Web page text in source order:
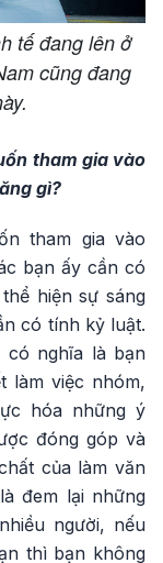
tế đang lên ở
cũng đang
tham gia vào
gì?
tham gia vào
bạn ấy cần có
hiện sự sáng
có tính kỷ luật.
có nghĩa là bạn
làm việc nhóm,
hóa những ý
đóng góp và
của làm văn
đem lại những
người, nếu
thì bạn không